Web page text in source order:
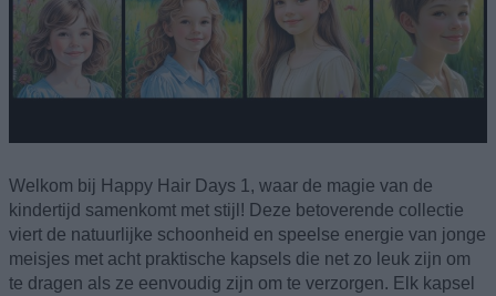
Welkom bij Happy Hair Days 1, waar de magie van de
kindertijd samenkomt met stijl! Deze betoverende collectie
viert de natuurlijke schoonheid en speelse energie van jonge
meisjes met acht praktische kapsels die net zo leuk zijn om
te dragen als ze eenvoudig zijn om te verzorgen. Elk kapsel